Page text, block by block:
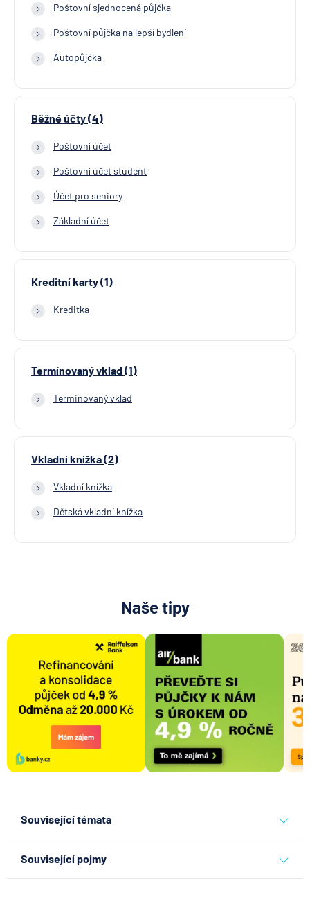
Poštovní sjednocená půjčka
Poštovní půjčka na lepší bydlení
Autopůjčka
Běžné účty (4)
Poštovní účet
Poštovní účet student
Účet pro seniory
Základní účet
Kreditní karty (1)
Kreditka
Termínovaný vklad (1)
Terminovaný vklad
Vkladní knížka (2)
Vkladní knížka
Dětská vkladní knížka
Naše tipy
Související témata
Související pojmy